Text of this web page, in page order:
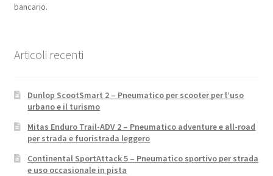
bancario.
Articoli recenti
Dunlop ScootSmart 2 – Pneumatico per scooter per l’uso
urbano e il turismo
Mitas Enduro Trail-ADV 2 – Pneumatico adventure e all-road
per strada e fuoristrada leggero
Continental SportAttack 5 – Pneumatico sportivo per strada
e uso occasionale in pista